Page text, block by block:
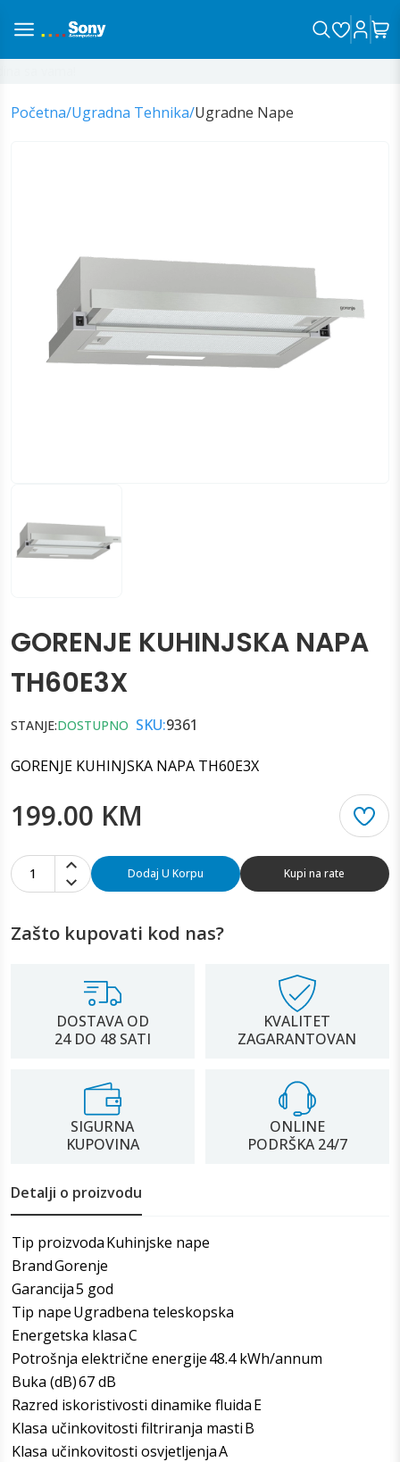
Početna/Ugradna Tehnika/Ugradne Nape
GORENJE KUHINJSKA NAPA
TH60E3X
STANJE:DOSTUPNO SKU:9361
GORENJE KUHINJSKA NAPA TH60E3X
199.00 KM
1 Dodaj U Korpu Kupi na rate
Zašto kupovati kod nas?
DOSTAVA OD
24 DO 48 SATI
KVALITET
ZAGARANTOVAN
SIGURNA
KUPOVINA
ONLINE
PODRŠKA 24/7
Detalji o proizvodu
Tip proizvodaKuhinjske nape
BrandGorenje
Garancija5 god
Tip napeUgradbena teleskopska
Energetska klasaC
Potrošnja električne energije48.4 kWh/annum
Buka (dB)67 dB
Razred iskoristivosti dinamike fluidaE
Klasa učinkovitosti filtriranja mastiB
Klasa učinkovitosti osvjetljenjaA